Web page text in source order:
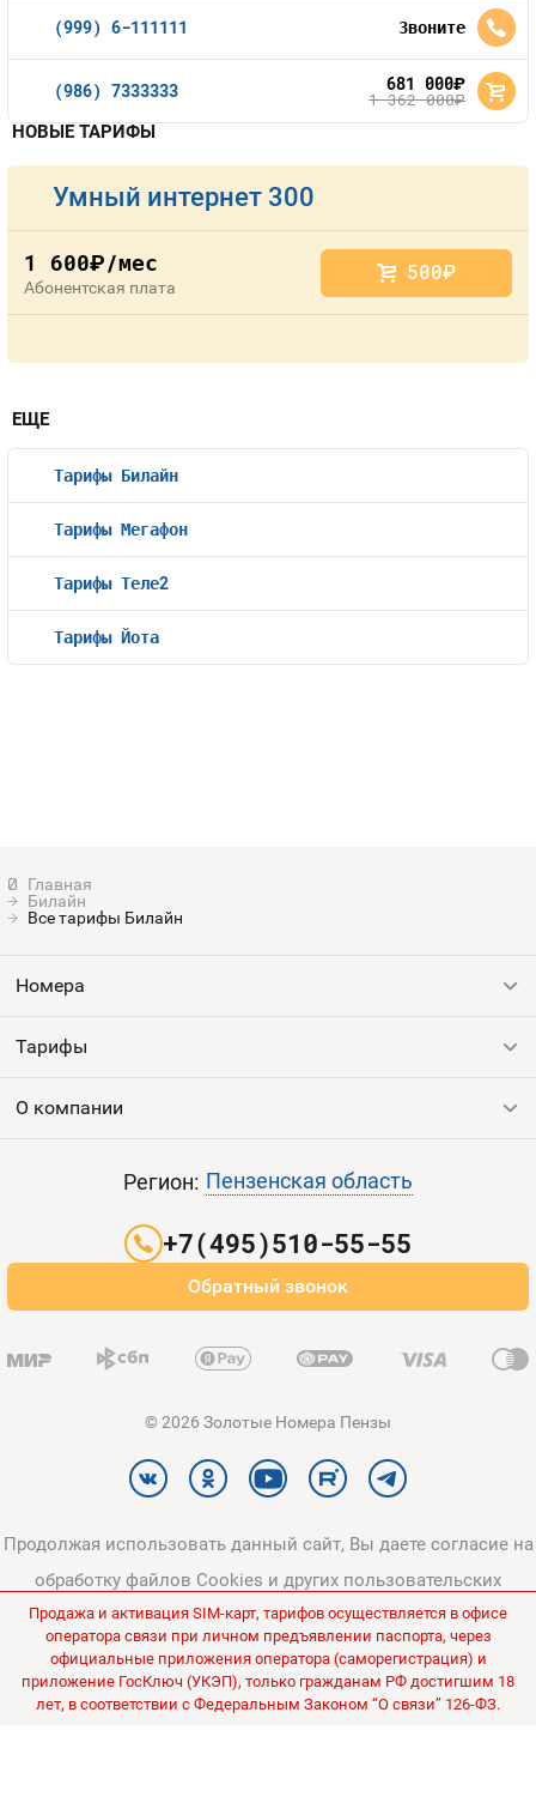
Билайн
Все тарифы Билайн
(999) 6-111111 Звоните
(986) 7333333 681 000руб.
1 362 000руб.
НОВЫЕ ТАРИФЫ
Умный интернет 300
1 600руб./мес
Абонентская плата
500руб.
ЕЩЕ
Тарифы Билайн
Тарифы Мегафон
Тарифы Теле2
Тарифы Йота
Номера
Все номера
Тарифы
Выгодные тарифы
О компании
Оплата и доставка
Регион: Пензенская область
+7(495)510-55-55
Обратный звонок
© 2026 Золотые Номера Пензы
Продолжая использовать данный сайт, Вы даете согласие на
обработку файлов Cookies и других пользовательских
данных, в соответствии сПолитикой конфиденциальности
Политикой в отношении обработки персональных данных
Все цены на сайте указаны без НДС.
Продажа и активация SIM-карт, тарифов осуществляется в офисе
оператора связи при личном предъявлении паспорта, через
официальные приложения оператора (саморегистрация) и
приложение ГосКлюч (УКЭП), только гражданам РФ достигшим 18
лет, в соответствии с Федеральным Законом “О связи” 126-ФЗ.